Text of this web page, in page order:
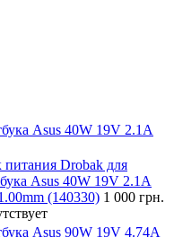
Asus 40W 19V 2.1A
питания Drobak для
Asus 40W 19V 2.1A
(140330) 1 000 грн.
Asus 90W 19V 4.74A